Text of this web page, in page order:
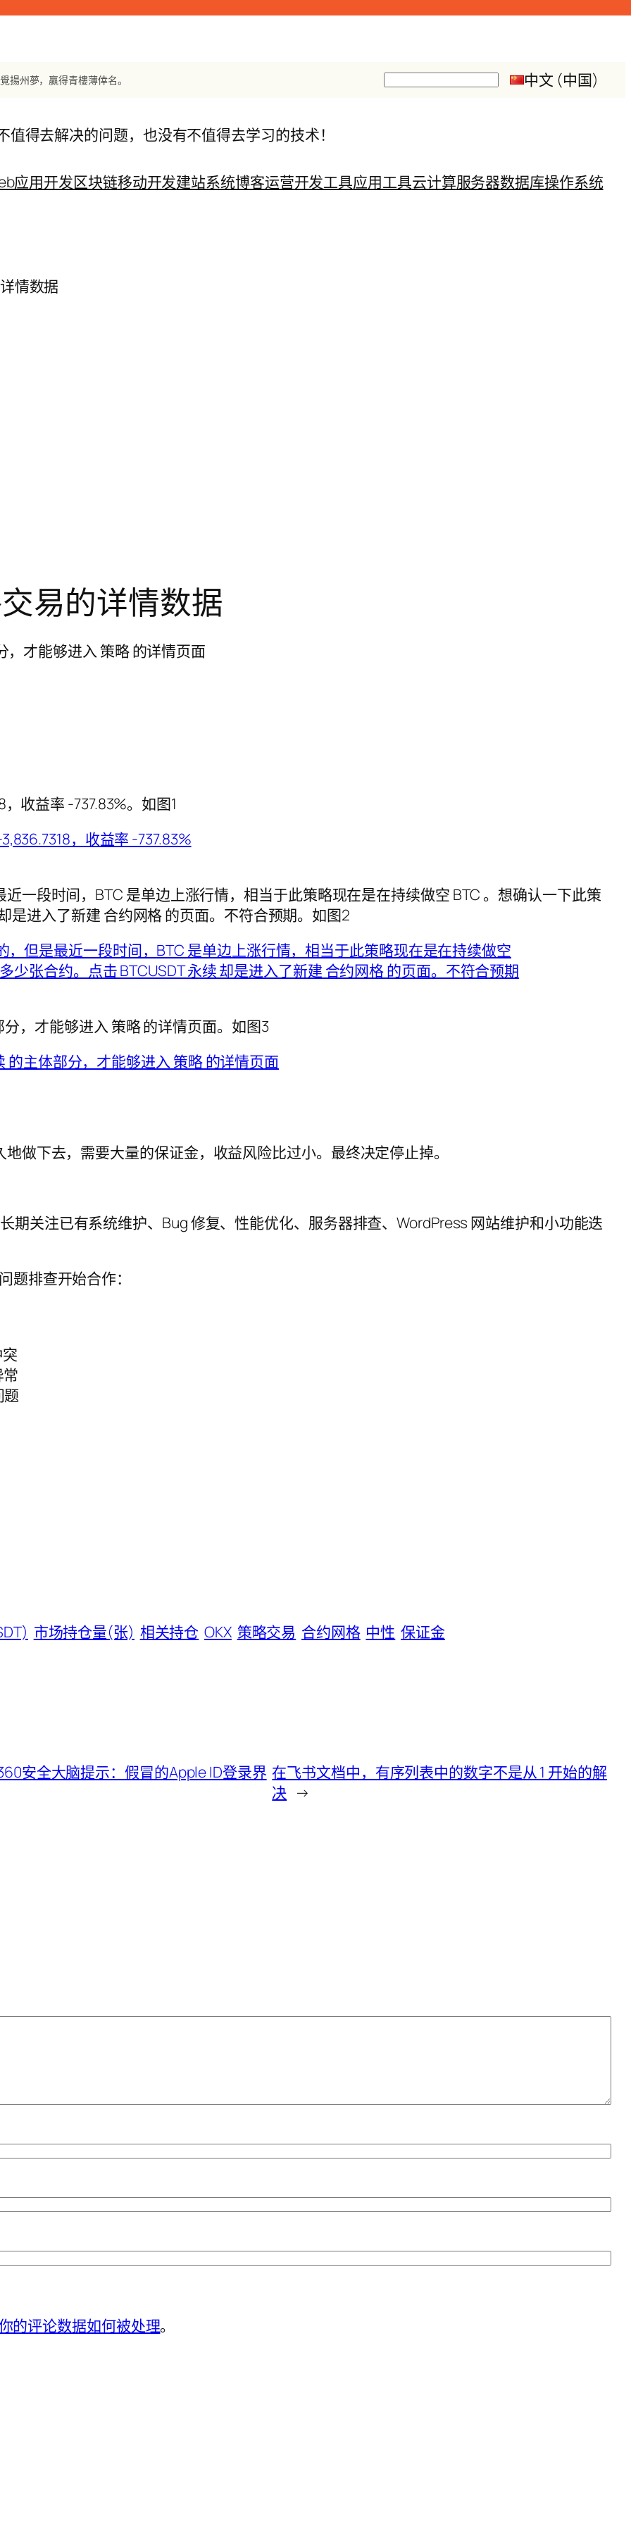
揚州夢，贏得青樓薄倖名。
搜
中文 (中国)
值得去解决的问题，也没有不值得去学习的技术！
应用开发区块链移动开发建站系统博客运营开发工具应用工具云计算服务器数据库操作系统
情数据
易的详情数据
收益率 -737.83%。如图1
一段时间，BTC 是单边上涨行情，相当于此策略现在是在持续做空 BTC 。想确认一下此策
是进入了新建 合约网格 的页面。不符合预期。如图2
，才能够进入 策略 的详情页面。如图3
做下去，需要大量的保证金，收益风险比过小。最终决定停止掉。
期关注已有系统维护、Bug 修复、性能优化、服务器排查、WordPress 网站维护和小功能迭
题排查开始合作：
题
市场持仓量(张) 相关持仓 OKX 策略交易 合约网格 中性 保证金
安全大脑提示：假冒的Apple ID登录界 在飞书文档中，有序列表中的数字不是从 1 开始的解
决 →
的评论数据如何被处理。